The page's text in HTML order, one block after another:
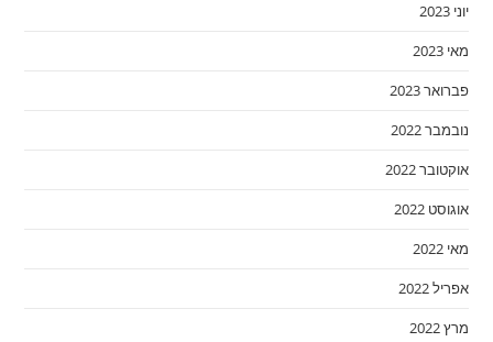
יוני 2023
מאי 2023
פברואר 2023
נובמבר 2022
אוקטובר 2022
אוגוסט 2022
מאי 2022
אפריל 2022
מרץ 2022